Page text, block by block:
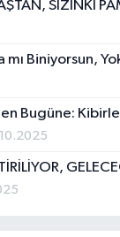
SİZİNKİ
mı Biniyorsun,
Bugüne: